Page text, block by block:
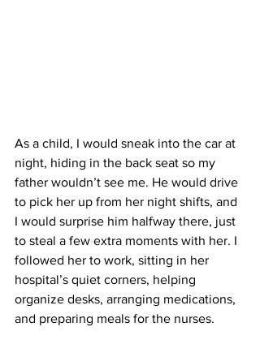
As a child, I would sneak into the car at
night, hiding in the back seat so my
father wouldn’t see me. He would drive
to pick her up from her night shifts, and
I would surprise him halfway there, just
to steal a few extra moments with her. I
followed her to work, sitting in her
hospital’s quiet corners, helping
organize desks, arranging medications,
and preparing meals for the nurses.